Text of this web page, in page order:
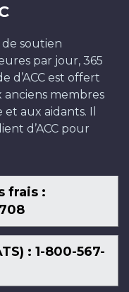
soutien
par jour, 365
d’ACC est offert
membres
aux aidants. Il
d’ACC pour
frais :
: 1-800-567-